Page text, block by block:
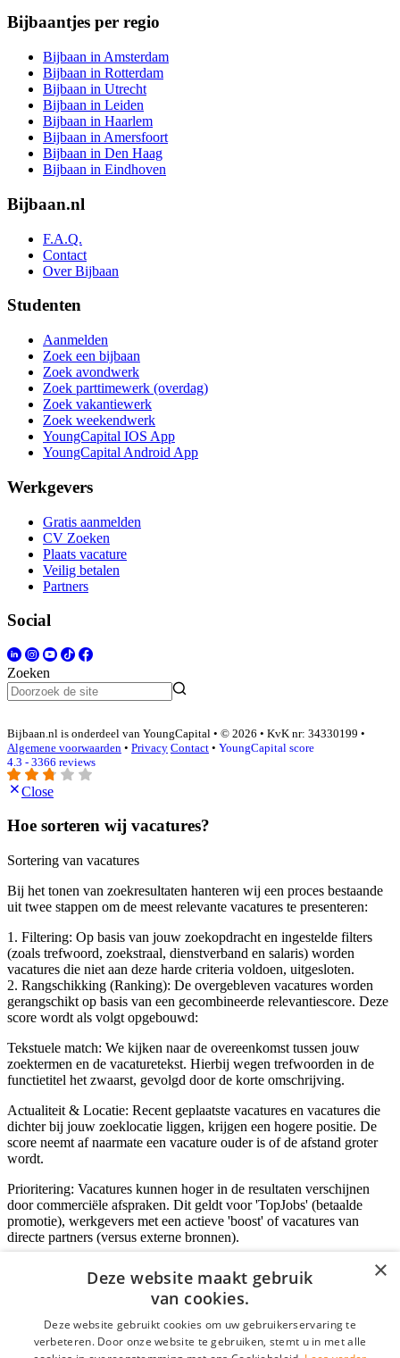
Bijbaantjes per regio
Bijbaan in Amsterdam
Bijbaan in Rotterdam
Bijbaan in Utrecht
Bijbaan in Leiden
Bijbaan in Haarlem
Bijbaan in Amersfoort
Bijbaan in Den Haag
Bijbaan in Eindhoven
Bijbaan.nl
F.A.Q.
Contact
Over Bijbaan
Studenten
Aanmelden
Zoek een bijbaan
Zoek avondwerk
Zoek parttimewerk (overdag)
Zoek vakantiewerk
Zoek weekendwerk
YoungCapital IOS App
YoungCapital Android App
Werkgevers
Gratis aanmelden
CV Zoeken
Plaats vacature
Veilig betalen
Partners
Social
Zoeken
Bijbaan.nl is onderdeel van YoungCapital • © 2026 • KvK nr: 34330199 •
Algemene voorwaarden • Privacy Contact • YoungCapital score
4.3 - 3366 reviews
Close
Hoe sorteren wij vacatures?
Sortering van vacatures
Bij het tonen van zoekresultaten hanteren wij een proces bestaande
uit twee stappen om de meest relevante vacatures te presenteren:
1. Filtering: Op basis van jouw zoekopdracht en ingestelde filters
(zoals trefwoord, zoekstraal, dienstverband en salaris) worden
vacatures die niet aan deze harde criteria voldoen, uitgesloten.
2. Rangschikking (Ranking): De overgebleven vacatures worden
gerangschikt op basis van een gecombineerde relevantiescore. Deze
score wordt als volgt opgebouwd:
Tekstuele match: We kijken naar de overeenkomst tussen jouw
zoektermen en de vacaturetekst. Hierbij wegen trefwoorden in de
functietitel het zwaarst, gevolgd door de korte omschrijving.
Actualiteit & Locatie: Recent geplaatste vacatures en vacatures die
dichter bij jouw zoeklocatie liggen, krijgen een hogere positie. De
score neemt af naarmate een vacature ouder is of de afstand groter
wordt.
Prioritering: Vacatures kunnen hoger in de resultaten verschijnen
door commerciële afspraken. Dit geldt voor 'TopJobs' (betaalde
promotie), werkgevers met een actieve 'boost' of vacatures van
directe partners (versus externe bronnen).
E-mail*
×
Deze website maakt gebruik
van cookies.
Deze website gebruikt cookies om uw gebruikerservaring te
verbeteren. Door onze website te gebruiken, stemt u in met alle